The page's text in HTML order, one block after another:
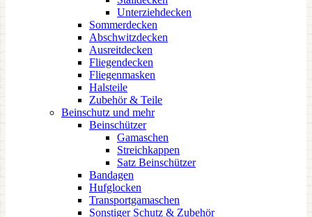
Unterziehdecken
Sommerdecken
Abschwitzdecken
Ausreitdecken
Fliegendecken
Fliegenmasken
Halsteile
Zubehör & Teile
Beinschutz und mehr
Beinschützer
Gamaschen
Streichkappen
Satz Beinschützer
Bandagen
Hufglocken
Transportgamaschen
Sonstiger Schutz & Zubehör